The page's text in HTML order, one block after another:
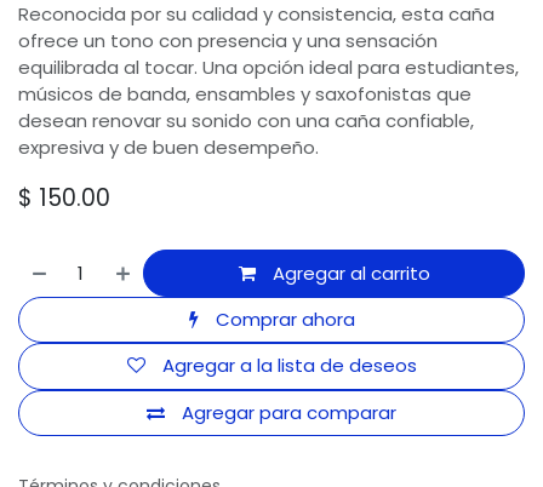
Reconocida por su calidad y consistencia, esta caña
ofrece un tono con presencia y una sensación
equilibrada al tocar. Una opción ideal para estudiantes,
músicos de banda, ensambles y saxofonistas que
desean renovar su sonido con una caña confiable,
expresiva y de buen desempeño.
$ 150.00
Agregar al carrito
Comprar ahora
Agregar para comparar
Agregar a la lista de deseos